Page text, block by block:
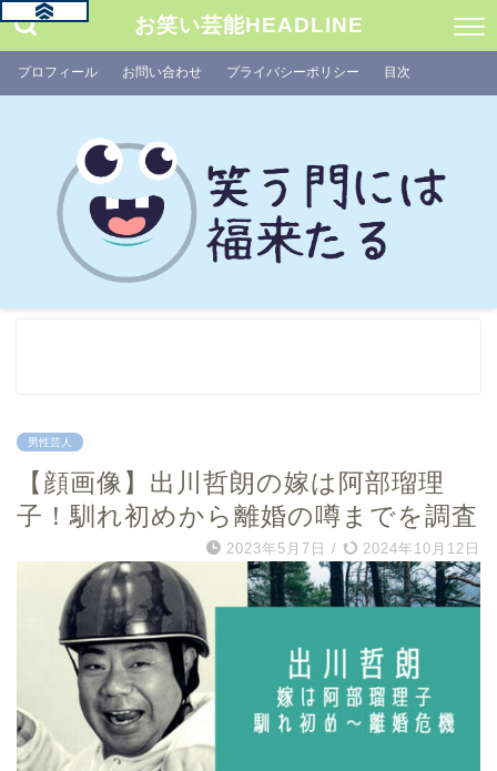
お笑い芸能HEADLINE
プロフィール お問い合わせ プライバシーポリシー 目次
男性芸人
【顔画像】出川哲朗の嫁は阿部瑠理
子！馴れ初めから離婚の噂までを調査
2023年5月7日 / 2024年10月12日